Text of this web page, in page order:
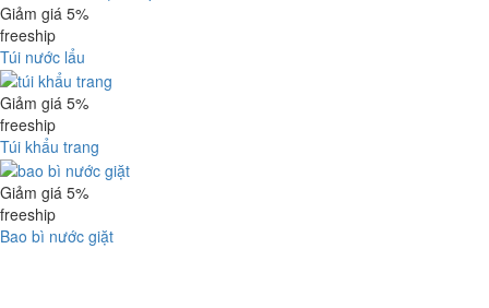
Giảm giá 5%
freeship
Túi nước lẩu
Giảm giá 5%
freeship
Túi khẩu trang
Giảm giá 5%
freeship
Bao bì nước giặt